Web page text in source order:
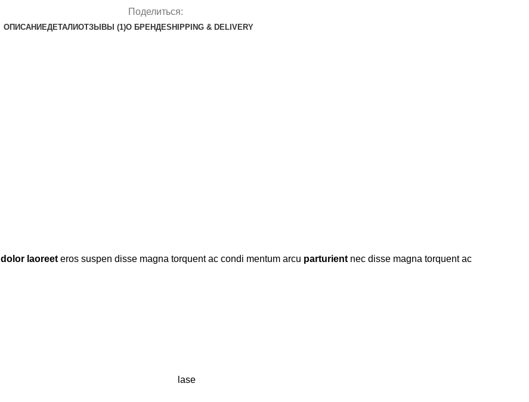
Поделиться:
ОПИСАНИЕДЕТАЛИОТЗЫВЫ (1)О БРЕНДЕSHIPPING & DELIVERY
dolor laoreet eros suspen disse magna torquent ac condi mentum arcu parturient nec disse magna torquent ac
lase